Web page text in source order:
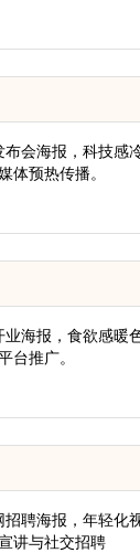
会海报，科技感
体预热传播。
海报，食欲感暖
台推广。
聘海报，年轻化
讲与社交招聘